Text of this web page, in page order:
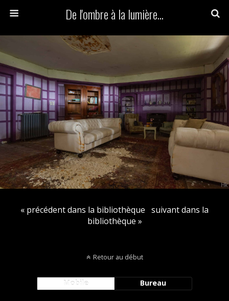
De l'ombre à la lumière...
« précédent dans la bibliothèque suivant dans la
bibliothèque »
Retour au début
Mobile Bureau